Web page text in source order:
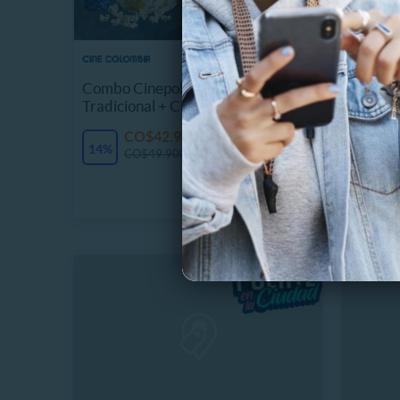
Combo Cinepolitana Pizza
Tradicional + Crispetas + Gaseosa
14%
34 Vendidos
CO$42.990
28%